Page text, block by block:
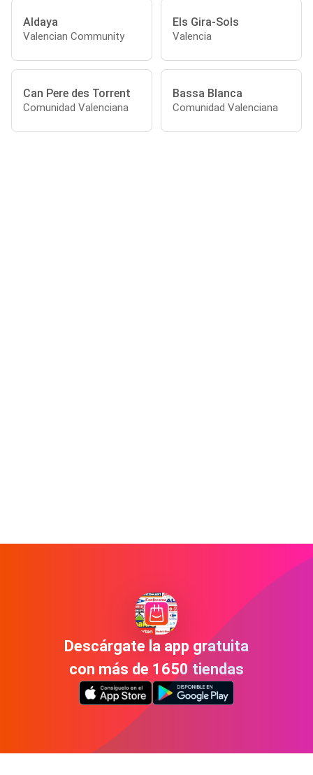
Aldaya
Valencian Community
Els Gira-Sols
Valencia
Can Pere des Torrent
Comunidad Valenciana
Bassa Blanca
Comunidad Valenciana
Descárgate la app gratuita
con más de 1650 tiendas